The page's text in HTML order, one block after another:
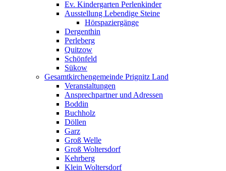
Ev. Kindergarten Perlenkinder
Ausstellung Lebendige Steine
Hörspaziergänge
Dergenthin
Perleberg
Quitzow
Schönfeld
Sükow
Gesamtkirchengemeinde Prignitz Land
Veranstaltungen
Ansprechpartner und Adressen
Boddin
Buchholz
Döllen
Garz
Groß Welle
Groß Woltersdorf
Kehrberg
Klein Woltersdorf